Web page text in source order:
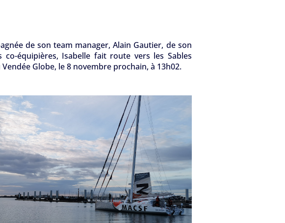
de son team manager, Alain Gautier, de son
équipières, Isabelle fait route vers les Sables
Globe, le 8 novembre prochain, à 13h02.